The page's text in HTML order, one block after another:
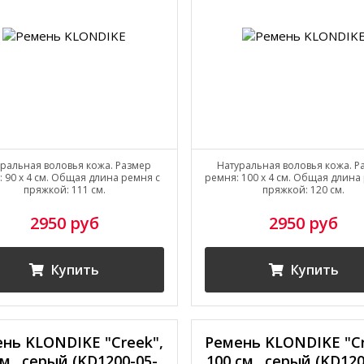
воловья кожа. Размер
90 х 4 см. Общая длина ремня с
пряжкой: 111 см.
2950 руб
Купить
Натуральная воловья кожа.
ремня: 100 х 4 см. Общая длина
пряжкой: 120 см.
2950 руб
Купить
KLONDIKE "Creek",
Ремень KLONDIKE